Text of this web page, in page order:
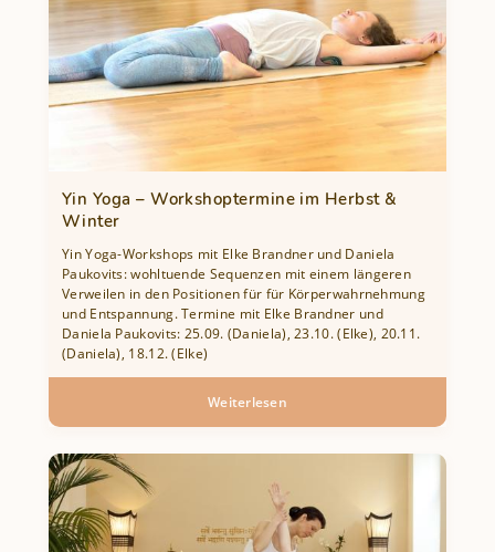
Yin Yoga – Workshoptermine im Herbst &
Winter
Yin Yoga-Workshops mit Elke Brandner und Daniela
Paukovits: wohltuende Sequenzen mit einem längeren
Verweilen in den Positionen für für Körperwahrnehmung
und Entspannung. Termine mit Elke Brandner und
Daniela Paukovits: 25.09. (Daniela), 23.10. (Elke), 20.11.
(Daniela), 18.12. (Elke)
Weiterlesen
Yin
Workshoptermine
im
Herbst